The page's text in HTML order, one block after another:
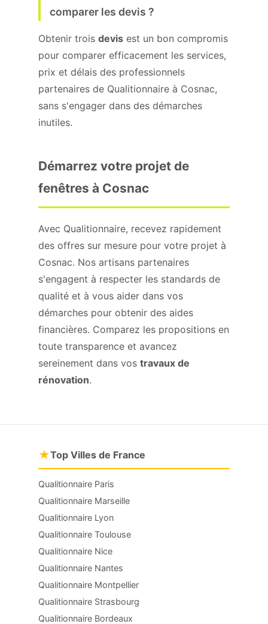
comparer les devis ?
Obtenir trois devis est un bon compromis
pour comparer efficacement les services,
prix et délais des professionnels
partenaires de Qualitionnaire à Cosnac,
sans s'engager dans des démarches
inutiles.
Démarrez votre projet de
fenêtres à Cosnac
Avec Qualitionnaire, recevez rapidement
des offres sur mesure pour votre projet à
Cosnac. Nos artisans partenaires
s'engagent à respecter les standards de
qualité et à vous aider dans vos
démarches pour obtenir des aides
financières. Comparez les propositions en
toute transparence et avancez
sereinement dans vos travaux de
rénovation.
★Top Villes de France
Qualitionnaire Paris
Qualitionnaire Marseille
Qualitionnaire Lyon
Qualitionnaire Toulouse
Qualitionnaire Nice
Qualitionnaire Nantes
Qualitionnaire Montpellier
Qualitionnaire Strasbourg
Qualitionnaire Bordeaux